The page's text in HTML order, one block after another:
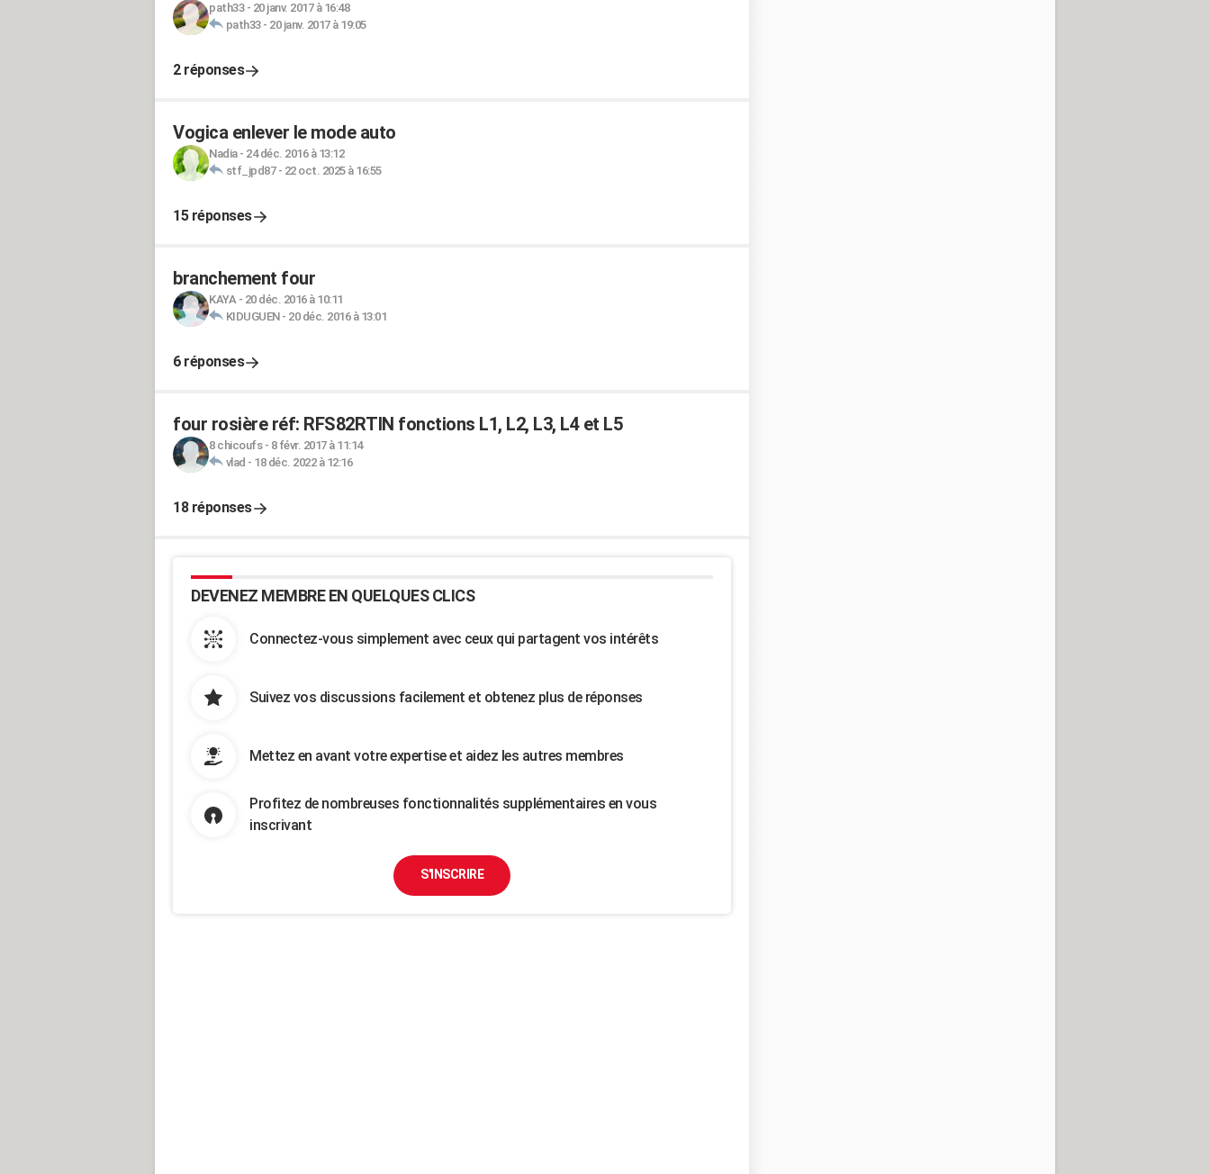
path33- 20 janv. 2017 à 16:48
path33- 20 janv. 2017 à 19:05
2 réponses
Vogica enlever le mode auto
Nadia- 24 déc. 2016 à 13:12
stf_jpd87- 22 oct. 2025 à 16:55
15 réponses
branchement four
KAYA- 20 déc. 2016 à 10:11
KIDUGUEN- 20 déc. 2016 à 13:01
6 réponses
four rosière réf: RFS82RTIN fonctions L1, L2, L3, L4 et L5
8 chicoufs- 8 févr. 2017 à 11:14
vlad - 18 déc. 2022 à 12:16
18 réponses
DEVENEZ MEMBRE EN QUELQUES CLICS
Connectez-vous simplement avec ceux qui partagent vos intérêts
Suivez vos discussions facilement et obtenez plus de réponses
Mettez en avant votre expertise et aidez les autres membres
Profitez de nombreuses fonctionnalités supplémentaires en vous
inscrivant
S'INSCRIRE